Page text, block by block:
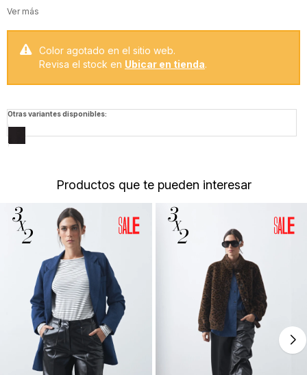
mientras que la cintura con ajuste regulable suma practicidad para
sin perder una estética cuidada.
Color agotado en el sitio web.
Revisa el stock en Ubicar en tienda.
Otras variantes disponibles:
Productos que te pueden interesar